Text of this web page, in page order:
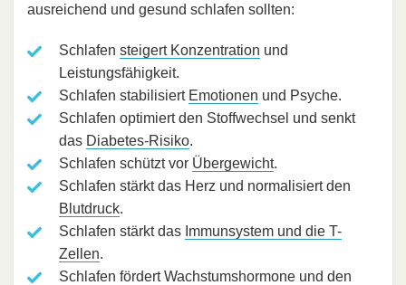
ausreichend und gesund schlafen sollten:
Schlafen steigert Konzentration und
Leistungsfähigkeit.
Schlafen stabilisiert Emotionen und Psyche.
Schlafen optimiert den Stoffwechsel und senkt
das Diabetes-Risiko.
Schlafen schützt vor Übergewicht.
Schlafen stärkt das Herz und normalisiert den
Blutdruck.
Schlafen stärkt das Immunsystem und die T-
Zellen.
Schlafen fördert Wachstumshormone und den